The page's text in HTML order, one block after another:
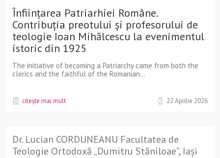
Înființarea Patriarhiei Române.
Contribuția preotului și profesorului de
teologie Ioan Mihălcescu la evenimentul
istoric din 1925
The initiative of becoming a Patriarchy came from both the
clerics and the faithful of the Romanian...
citește mai mult 22 Aprilie 2026
Dr. Lucian CORDUNEANU Facultatea de
Teologie Ortodoxă „Dumitru Stăniloae”, Iași